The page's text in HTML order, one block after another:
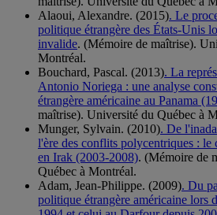
Alaoui, Alexandre. (2015). Le
politique étrangère des États-Unis
invalide. (Mémoire de maîtrise).
Montréal.
Bouchard, Pascal. (2013). La
Antonio Noriega : une analyse
étrangère américaine au Panama
maîtrise). Université du Québec à
Munger, Sylvain. (2010). De
l'ère des conflits polycentriques : le
en Irak (2003-2008). (Mémoire de
Québec à Montréal.
Adam, Jean-Philippe. (2009). Du
politique étrangère américaine lors